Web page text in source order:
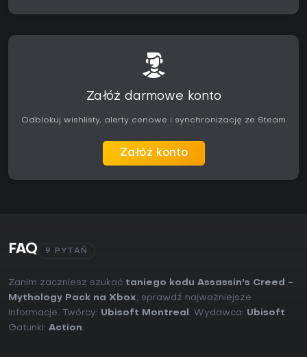
Załóż darmowe konto
Odblokuj wishlisty, alerty cenowe i synchronizację ze Steam
Załóż konto
FAQ 9 PYTAŃ
Zanim zaczniesz szukać taniego kodu Assassin's Creed -
Mythology Pack na Xbox, sprawdź najważniejsze
informacje. Twórcy: Ubisoft Montreal . Wydawca: Ubisoft.
Gatunki: Action.